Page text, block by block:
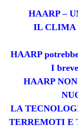
HAARP –
IL CLIMA
HAARP
I
HAARP
LA
TERREMOTI E